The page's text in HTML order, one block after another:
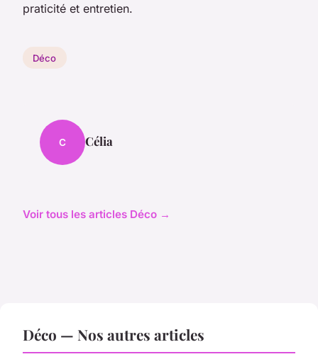
praticité et entretien.
Déco
C Célia
Voir tous les articles Déco →
Déco — Nos autres articles